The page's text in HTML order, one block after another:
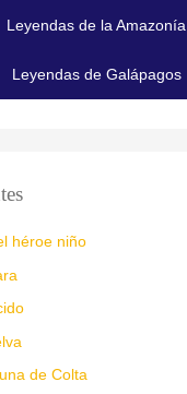
Leyendas de la Amazonía
Leyendas de Galápagos
héroe niño
de Colta